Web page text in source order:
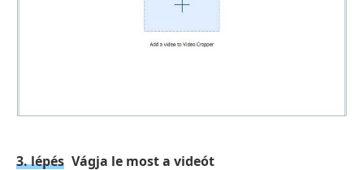
3. lépés Vágja le most a videót